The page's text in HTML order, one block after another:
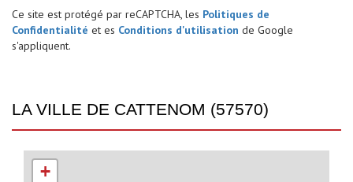
Ce site est protégé par reCAPTCHA, les Politiques de
Confidentialité et es Conditions d'utilisation de Google
s'appliquent.
LA VILLE DE CATTENOM (57570)
+